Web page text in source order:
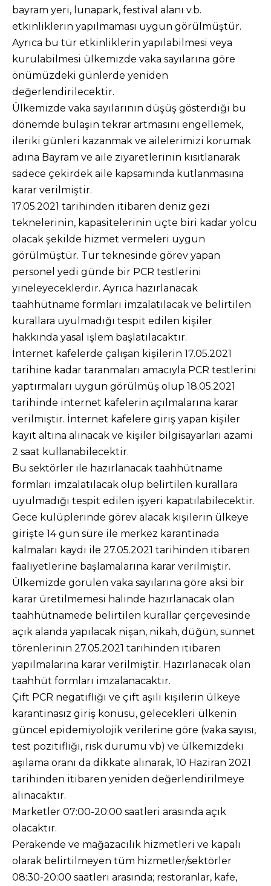
bayram yeri, lunapark, festival alanı v.b.
etkinliklerin yapılmaması uygun görülmüştür.
Ayrıca bu tür etkinliklerin yapılabilmesi veya
kurulabilmesi ülkemizde vaka sayılarına göre
önümüzdeki günlerde yeniden
değerlendirilecektir.
Ülkemizde vaka sayılarının düşüş gösterdiği bu
dönemde bulaşın tekrar artmasını engellemek,
ileriki günleri kazanmak ve ailelerimizi korumak
adına Bayram ve aile ziyaretlerinin kısıtlanarak
sadece çekirdek aile kapsamında kutlanmasına
karar verilmiştir.
17.05.2021 tarihinden itibaren deniz gezi
teknelerinin, kapasitelerinin üçte biri kadar yolcu
olacak şekilde hizmet vermeleri uygun
görülmüştür. Tur teknesinde görev yapan
personel yedi günde bir PCR testlerini
yineleyeceklerdir. Ayrıca hazırlanacak
taahhütname formları imzalatılacak ve belirtilen
kurallara uyulmadığı tespit edilen kişiler
hakkında yasal işlem başlatılacaktır.
İnternet kafelerde çalışan kişilerin 17.05.2021
tarihine kadar taranmaları amacıyla PCR testlerini
yaptırmaları uygun görülmüş olup 18.05.2021
tarihinde internet kafelerin açılmalarına karar
verilmiştir. İnternet kafelere giriş yapan kişiler
kayıt altına alınacak ve kişiler bilgisayarları azami
2 saat kullanabilecektir.
Bu sektörler ile hazırlanacak taahhütname
formları imzalatılacak olup belirtilen kurallara
uyulmadığı tespit edilen işyeri kapatılabilecektir.
Gece kulüplerinde görev alacak kişilerin ülkeye
girişte 14 gün süre ile merkez karantinada
kalmaları kaydı ile 27.05.2021 tarihinden itibaren
faaliyetlerine başlamalarına karar verilmiştir.
Ülkemizde görülen vaka sayılarına göre aksi bir
karar üretilmemesi halinde hazırlanacak olan
taahhütnamede belirtilen kurallar çerçevesinde
açık alanda yapılacak nişan, nikah, düğün, sünnet
törenlerinin 27.05.2021 tarihinden itibaren
yapılmalarına karar verilmiştir. Hazırlanacak olan
taahhüt formları imzalanacaktır.
Çift PCR negatifliği ve çift aşılı kişilerin ülkeye
karantinasız giriş konusu, gelecekleri ülkenin
güncel epidemiyolojik verilerine göre (vaka sayısı,
test pozitifliği, risk durumu vb) ve ülkemizdeki
aşılama oranı da dikkate alınarak, 10 Haziran 2021
tarihinden itibaren yeniden değerlendirilmeye
alınacaktır.
Marketler 07:00-20:00 saatleri arasında açık
olacaktır.
Perakende ve mağazacılık hizmetleri ve kapalı
olarak belirtilmeyen tüm hizmetler/sektörler
08:30-20:00 saatleri arasında; restoranlar, kafe,